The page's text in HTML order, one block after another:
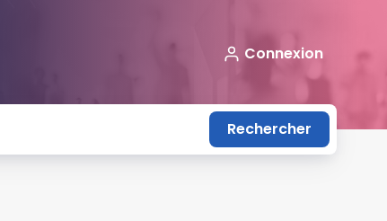
Connexion
Rechercher